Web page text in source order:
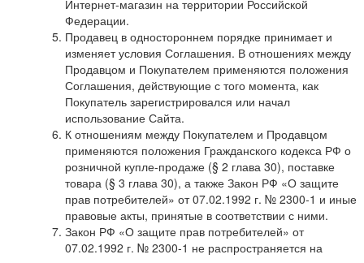
Интернет-магазин на территории Российской
Федерации.
Продавец в одностороннем порядке принимает и
изменяет условия Соглашения. В отношениях между
Продавцом и Покупателем применяются положения
Соглашения, действующие с того момента, как
Покупатель зарегистрировался или начал
использование Сайта.
К отношениям между Покупателем и Продавцом
применяются положения Гражданского кодекса РФ о
розничной купле-продаже (§ 2 глава 30), поставке
товара (§ 3 глава 30), а также Закон РФ «О защите
прав потребителей» от 07.02.1992 г. № 2300-1 и иные
правовые акты, принятые в соответствии с ними.
Закон РФ «О защите прав потребителей» от
07.02.1992 г. № 2300-1 не распространяется на